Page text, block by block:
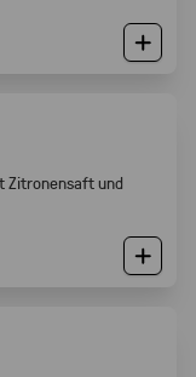
Zitronensaft und